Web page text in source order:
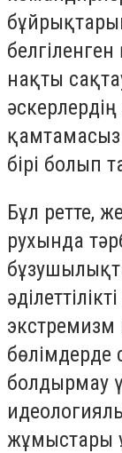
нақты
әскерлердің
қамтамасыз
бірі болып
Бұл ретте,
рухында
экстремизм
болдырмау
жұмыстары